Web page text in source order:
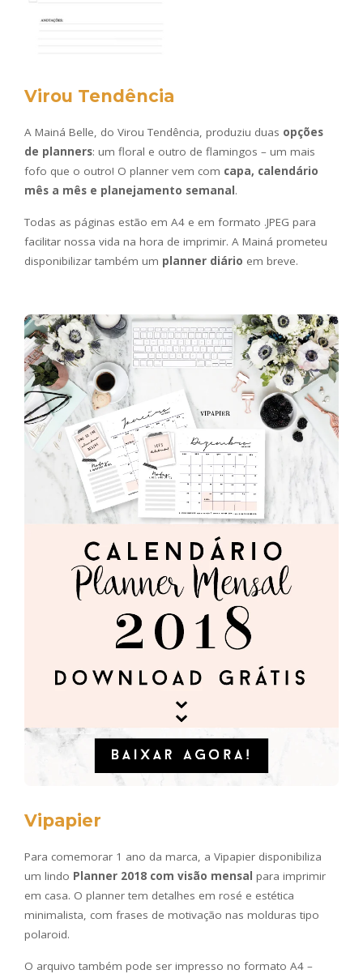
Virou Tendência
A Mainá Belle, do Virou Tendência, produziu duas opções
de planners: um floral e outro de flamingos – um mais
fofo que o outro! O planner vem com capa, calendário
mês a mês e planejamento semanal.
Todas as páginas estão em A4 e em formato .JPEG para
facilitar nossa vida na hora de imprimir. A Mainá prometeu
disponibilizar também um planner diário em breve.
Vipapier
Para comemorar 1 ano da marca, a Vipapier disponibiliza
um lindo Planner 2018 com visão mensal para imprimir
em casa. O planner tem detalhes em rosé e estética
minimalista, com frases de motivação nas molduras tipo
polaroid.
O arquivo também pode ser impresso no formato A4 –